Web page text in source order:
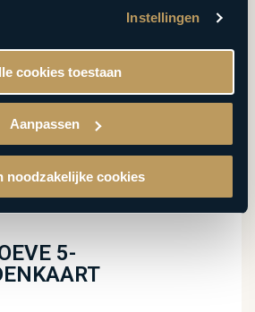
Instellingen
cookies toestaan
Aanpassen
noodzakelijke cookies
5-